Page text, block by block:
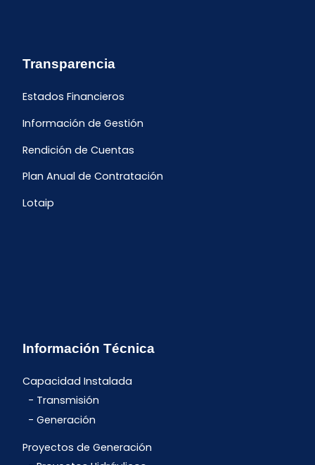
Transparencia
Estados Financieros
Información de Gestión
Rendición de Cuentas
Plan Anual de Contratación
Lotaip
Información Técnica
Capacidad Instalada
Transmisión
Generación
Proyectos de Generación